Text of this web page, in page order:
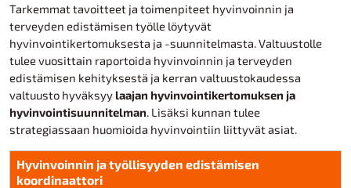
Tarkemmat tavoitteet ja toimenpiteet hyvinvoinnin ja
terveyden edistämisen työlle löytyvät
hyvinvointikertomuksesta ja -suunnitelmasta. Valtuustolle
tulee vuosittain raportoida hyvinvoinnin ja terveyden
edistämisen kehityksestä ja kerran valtuustokaudessa
valtuusto hyväksyy laajan hyvinvointikertomuksen ja
hyvinvointisuunnitelman. Lisäksi kunnan tulee
strategiassaan huomioida hyvinvointiin liittyvät asiat.
Hyvinvoinnin ja työllisyyden edistämisen
koordinaattori